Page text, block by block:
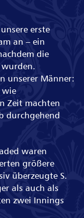
erste
an – ein
die
unserer Männer:
wie
Zeit machten
durchgehend
waren
größere
überzeugte S.
als auch als
zwei Innings